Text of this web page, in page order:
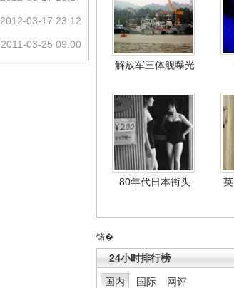
解放军三体舰曝光
80年代日本街头
锘�
24小时排行榜
国内 国际 网评
2012-03-17 23:12
2011-03-25 09:00